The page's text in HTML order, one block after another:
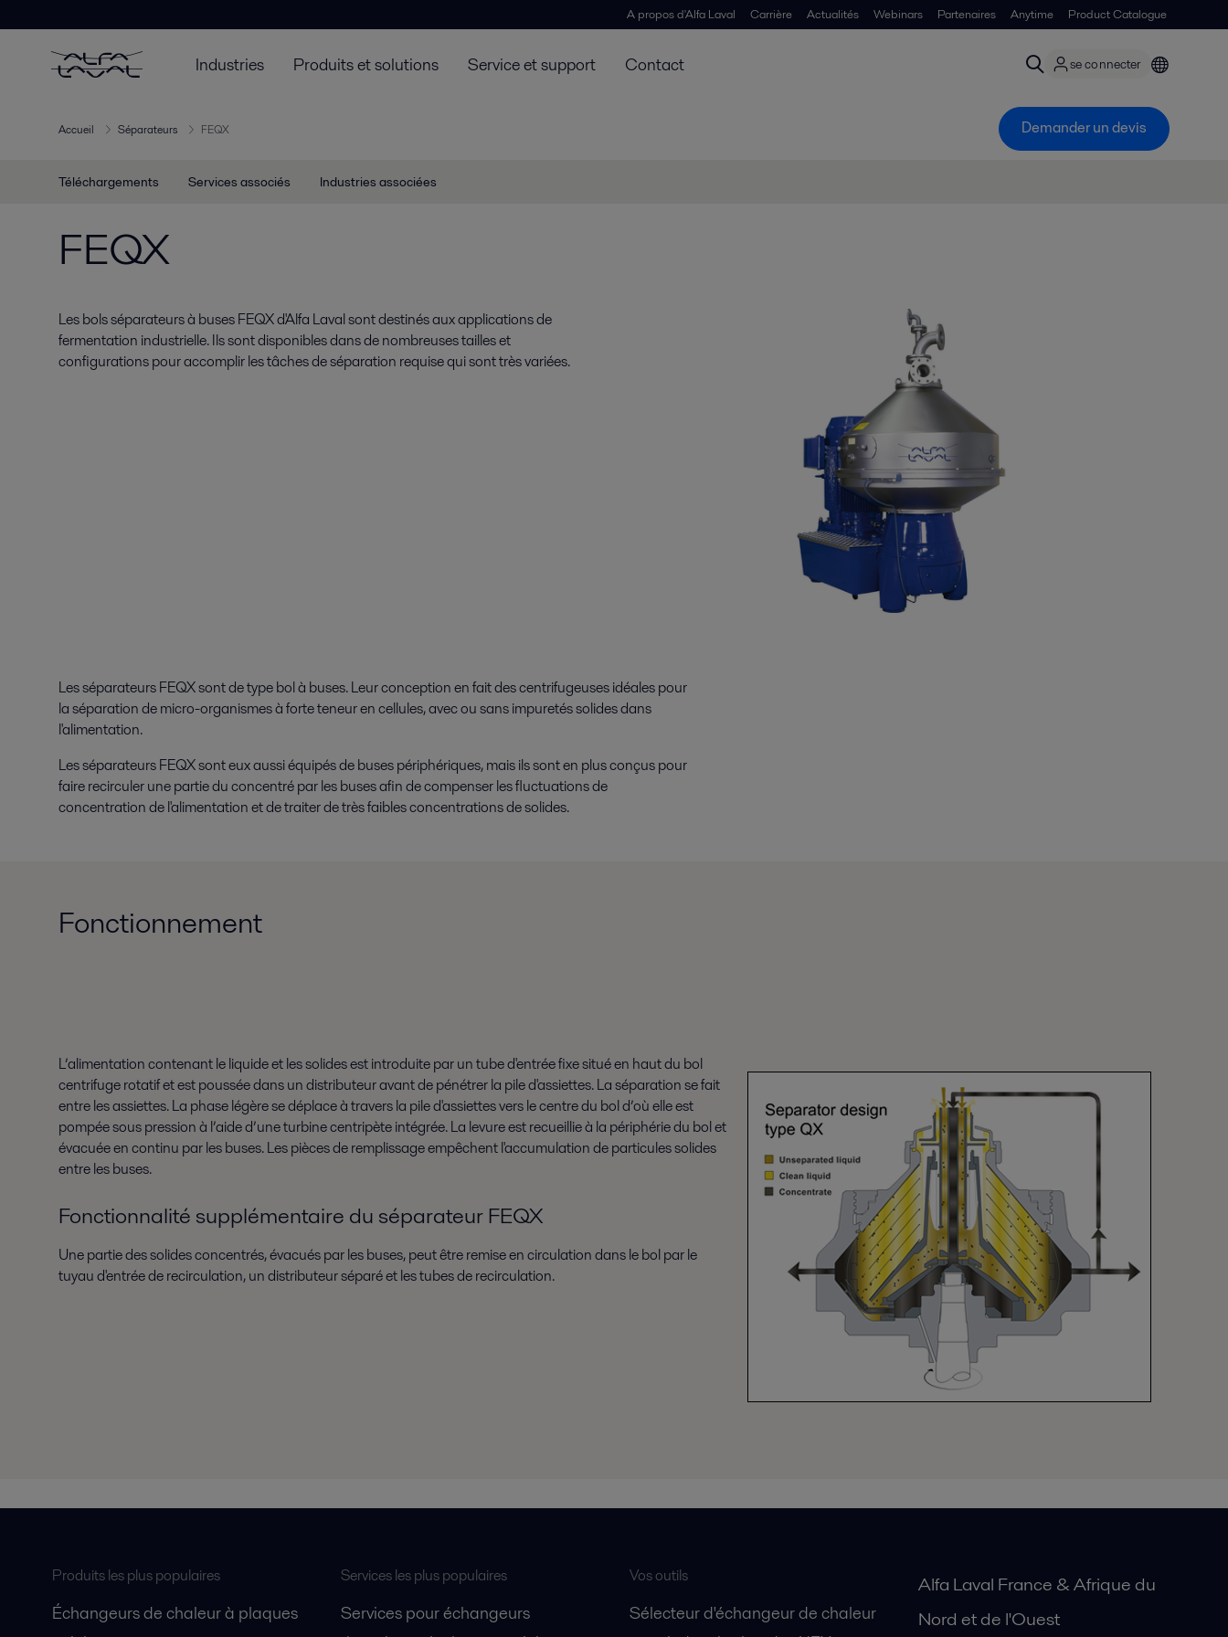
A propos d'Alfa Laval Carrière Actualités Webinars Partenaires Anytime Product Catalogue
Industries Produits et solutions Service et support Contact se connecter
Accueil Séparateurs FEQX Demander un devis
Téléchargements Services associés Industries associées
FEQX
Les bols séparateurs à buses FEQX d'Alfa Laval sont destinés aux applications de
fermentation industrielle. Ils sont disponibles dans de nombreuses tailles et
configurations pour accomplir les tâches de séparation requise qui sont très variées.
Les séparateurs FEQX sont de type bol à buses. Leur conception en fait des centrifugeuses idéales pour
la séparation de micro-organismes à forte teneur en cellules, avec ou sans impuretés solides dans
l'alimentation.
Les séparateurs FEQX sont eux aussi équipés de buses périphériques, mais ils sont en plus conçus pour
faire recirculer une partie du concentré par les buses afin de compenser les fluctuations de
concentration de l'alimentation et de traiter de très faibles concentrations de solides.
Fonctionnement
L’alimentation contenant le liquide et les solides est introduite par un tube d'entrée fixe situé en haut du bol
centrifuge rotatif et est poussée dans un distributeur avant de pénétrer la pile d'assiettes. La séparation se fait
entre les assiettes. La phase légère se déplace à travers la pile d'assiettes vers le centre du bol d’où elle est
pompée sous pression à l’aide d’une turbine centripète intégrée. La levure est recueillie à la périphérie du bol et
évacuée en continu par les buses. Les pièces de remplissage empêchent l'accumulation de particules solides
entre les buses.
Fonctionnalité supplémentaire du séparateur FEQX
Une partie des solides concentrés, évacués par les buses, peut être remise en circulation dans le bol par le
tuyau d'entrée de recirculation, un distributeur séparé et les tubes de recirculation.
Produits les plus populaires
Échangeurs de chaleur à plaques
Services les plus populaires
Services pour échangeurs
Vos outils
Sélecteur d'échangeur de chaleur
Alfa Laval France & Afrique du
Nord et de l'Ouest